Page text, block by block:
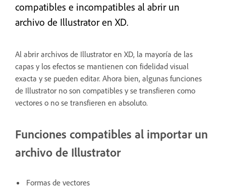
compatibles e incompatibles al abrir un
archivo de Illustrator en XD.
Al abrir archivos de Illustrator en XD, la mayoría de las
capas y los efectos se mantienen con fidelidad visual
exacta y se pueden editar. Ahora bien, algunas funciones
de Illustrator no son compatibles y se transfieren como
vectores o no se transfieren en absoluto.
Funciones compatibles al importar un
archivo de Illustrator
Formas de vectores